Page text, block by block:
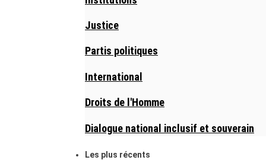
Justice
Partis politiques
International
Droits de l'Homme
Dialogue national inclusif et souverain
Les plus récents